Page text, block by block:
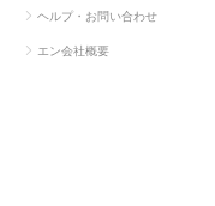
ヘルプ・お問い合わせ
エン会社概要